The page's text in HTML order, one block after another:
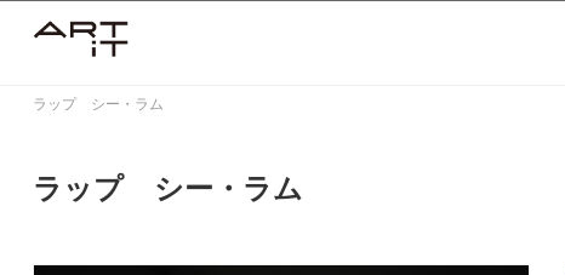
ラップ゠シー・ラム
ラップ゠シー・ラム